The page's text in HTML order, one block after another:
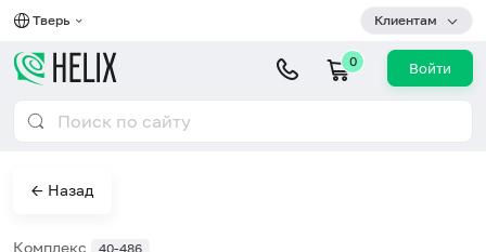
Тверь Клиентам
0 Войти
← Назад
Комплекс 40-486